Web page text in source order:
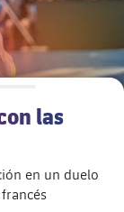
las
en un duelo